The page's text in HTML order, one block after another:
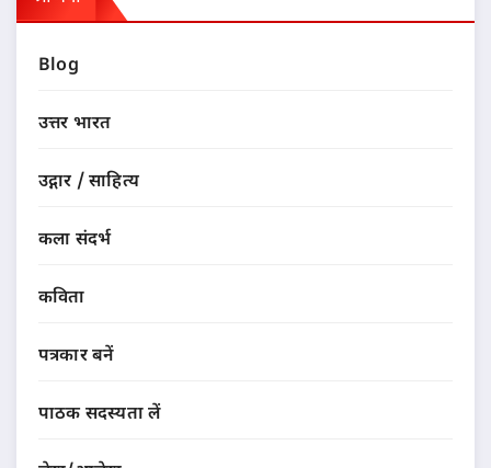
Blog
उत्तर भारत
उद्गार / साहित्य
कला संदर्भ
कविता
पत्रकार बनें
पाठक सदस्यता लें